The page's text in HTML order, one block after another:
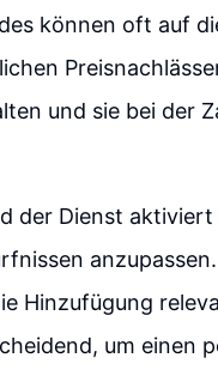
können oft auf
und sie bei der
der Dienst
Hinzufügung
um einen